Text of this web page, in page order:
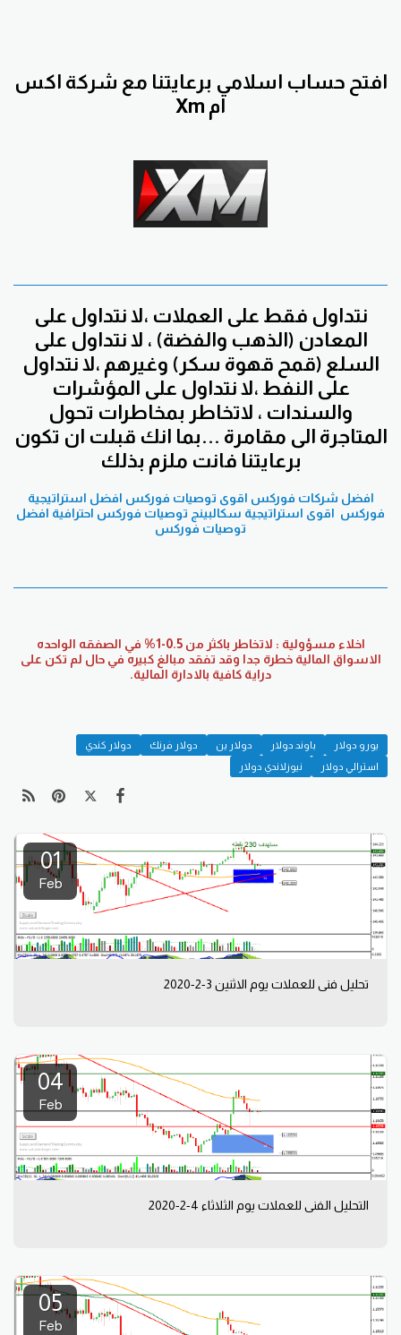
افتح حساب اسلامي برعايتنا مع شركة اكس
ام Xm
نتداول فقط على العملات ،لا نتداول على
المعادن (الذهب والفضة) ، لا نتداول على
السلع (قمح قهوة سكر) وغيرهم ،لا نتداول
على النفط ،لا نتداول على المؤشرات
والسندات ، لاتخاطر بمخاطرات تحول
المتاجرة الى مقامرة ...بما انك قبلت ان تكون
برعايتنا فانت ملزم بذلك
افضل شركات فوركس اقوى توصيات فوركس افضل استراتيجية
فوركس اقوى استراتيجية سكالبينج توصيات فوركس احترافية افضل
توصيات فوركس
اخلاء مسؤولية : لاتخاطر باكثر من 0.5-1% في الصفقه الواحده
الاسواق المالية خطرة جدا وقد تفقد مبالغ كبيره في حال لم تكن على
دراية كافية بالادارة المالية.
يورو دولار باوند دولار دولار ين دولار فرنك
دولار كندي
استرالي دولار
نيوزلاندي دولار
01
Feb
تحليل فني للعملات يوم الاثنين 3-2-2020
04
Feb
التحليل الفني للعملات يوم الثلاثاء 4-2-2020
05
Feb